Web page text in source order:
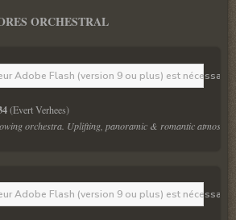
ORCHESTRAL
Adobe Flash (version 9 ou plus) est
(Evert Verhees)
orchestra. Uplifting, panoramic & romantic
Adobe Flash (version 9 ou plus) est